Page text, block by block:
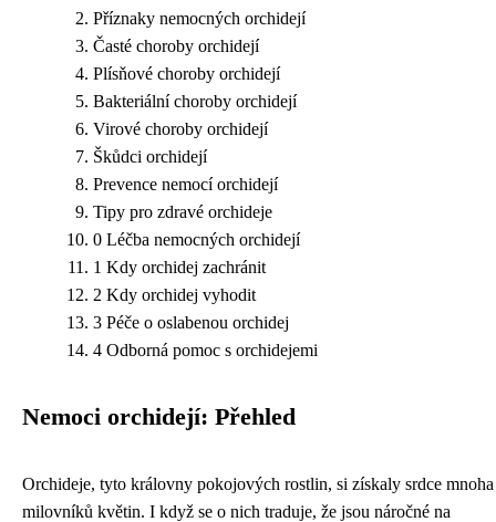
Příznaky nemocných orchidejí
Časté choroby orchidejí
Plísňové choroby orchidejí
Bakteriální choroby orchidejí
Virové choroby orchidejí
Škůdci orchidejí
Prevence nemocí orchidejí
Tipy pro zdravé orchideje
0 Léčba nemocných orchidejí
1 Kdy orchidej zachránit
2 Kdy orchidej vyhodit
3 Péče o oslabenou orchidej
4 Odborná pomoc s orchidejemi
Nemoci orchidejí: Přehled
Orchideje, tyto královny pokojových rostlin, si získaly srdce mnoha
milovníků květin. I když se o nich traduje, že jsou náročné na